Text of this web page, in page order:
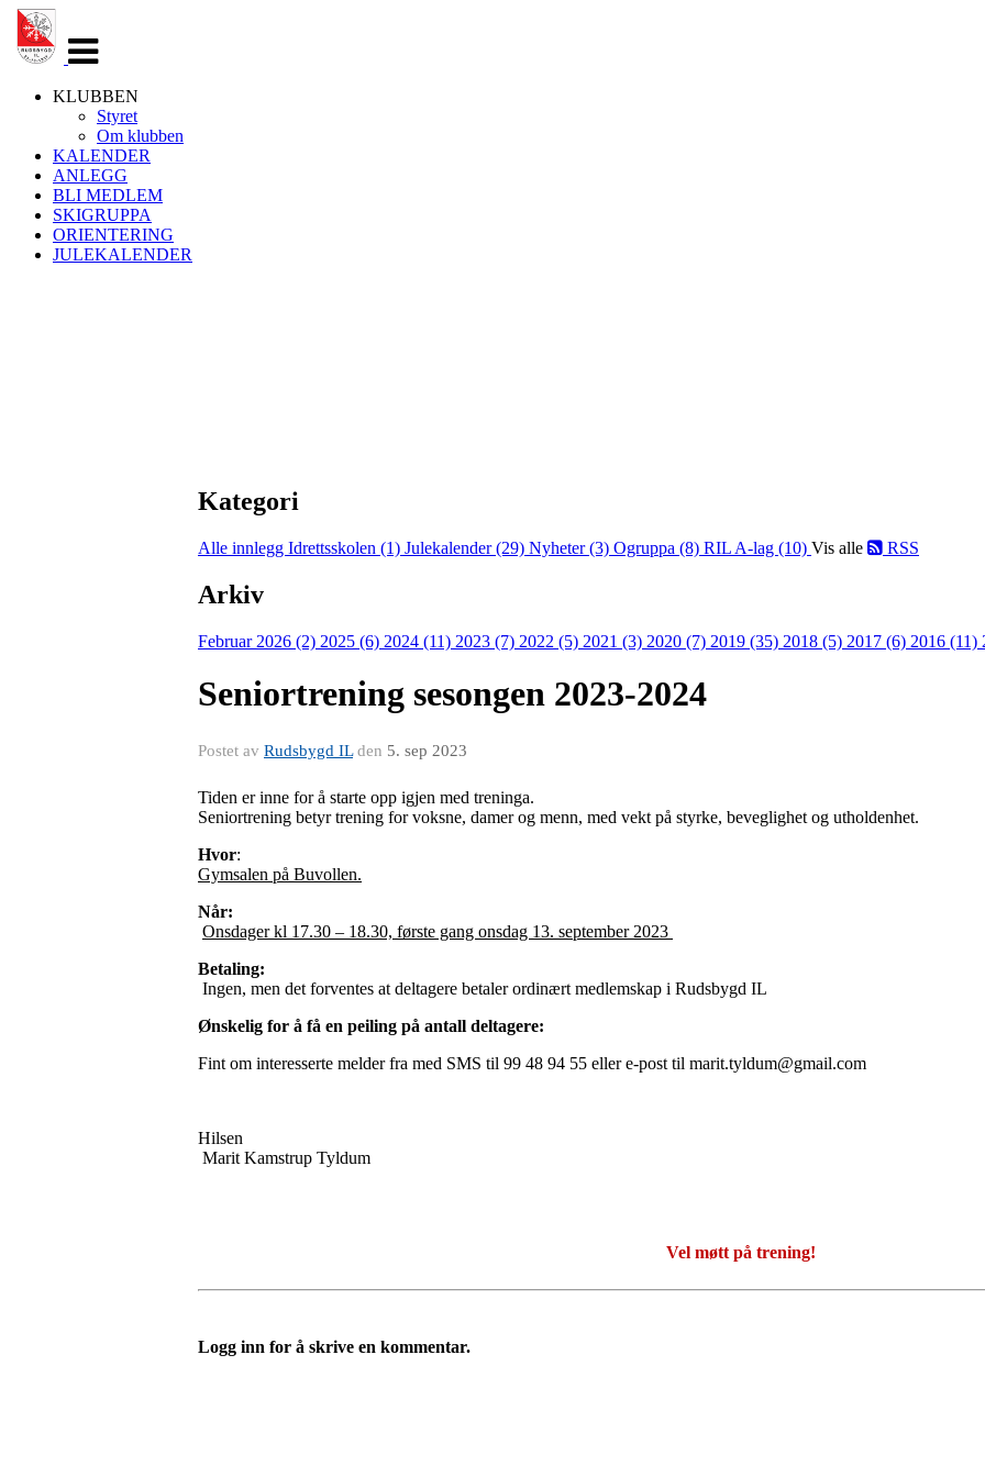
navigasjon
KLUBBEN
Styret
Om klubben
KALENDER
ANLEGG
BLI MEDLEM
SKIGRUPPA
ORIENTERING
JULEKALENDER
Kategori
Alle innlegg Idrettsskolen (1) Julekalender (29) Nyheter (3) Ogruppa (8) RIL A-lag (10) Vis alle RSS
Arkiv
Februar 2026 (2) 2025 (6) 2024 (11) 2023 (7) 2022 (5) 2021 (3) 2020 (7) 2019 (35) 2018 (5) 2017 (6) 2016 (11)
Seniortrening sesongen 2023-2024
Postet av Rudsbygd ILden 5. sep 2023
Tiden er inne for å starte opp igjen med treninga.
Seniortrening betyr trening for voksne, damer og menn, med vekt på styrke, beveglighet og utholdenhet.
Hvor:
Gymsalen på Buvollen.
Når:
Onsdager kl 17.30 – 18.30, første gang onsdag 13. september 2023
Betaling:
Ingen, men det forventes at deltagere betaler ordinært medlemskap i Rudsbygd IL
Ønskelig for å få en peiling på antall deltagere:
Fint om interesserte melder fra med SMS til 99 48 94 55 eller e-post til marit.tyldum@gmail.com
Hilsen
Marit Kamstrup Tyldum
Vel møtt på trening!
Logg inn for å skrive en kommentar.